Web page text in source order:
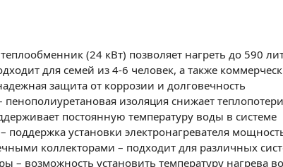
(24 кВт) позволяет нагреть до 590
для семей из 4-6 человек, а также
защита от коррозии и долговечность
изоляция снижает теплопотери
постоянную температуру воды в системе
установки электронагревателя
коллекторами – подходит для различных
– возможность установить температуру нагрева